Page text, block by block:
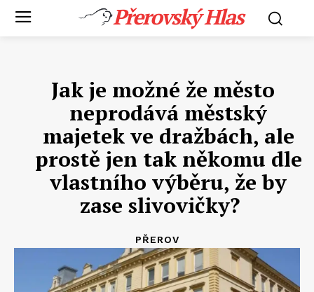
Přerovský Hlas
Jak je možné že město
neprodává městský
majetek ve dražbách, ale
prostě jen tak někomu dle
vlastního výběru, že by
zase slivovičky?
PŘEROV